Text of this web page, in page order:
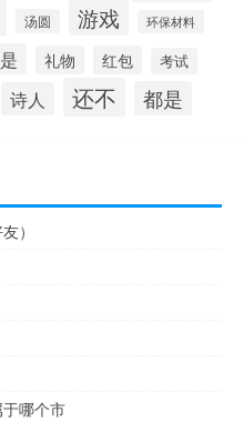
汤圆 游戏 环保材料
礼物 红包 考试
诗人 还不 都是
）
哪个市